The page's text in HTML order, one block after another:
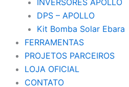
INVERSORES APOLLO
DPS – APOLLO
Kit Bomba Solar Ebara
FERRAMENTAS
PROJETOS PARCEIROS
LOJA OFICIAL
CONTATO